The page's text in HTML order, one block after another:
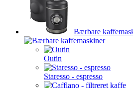
Bærbare
Outin
Staresso - espresso